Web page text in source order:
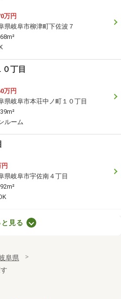
万円
県岐阜市柳津町下佐波７
丁目
万円
県岐阜市本荘中ノ町１０丁目
ルーム
円
県岐阜市宇佐南４丁目
と見る
阜県